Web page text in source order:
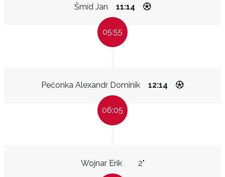
Šmíd Jan 11:14
05:55
Pečonka Alexandr Dominik 12:14
06:05
Wojnar Erik 2"